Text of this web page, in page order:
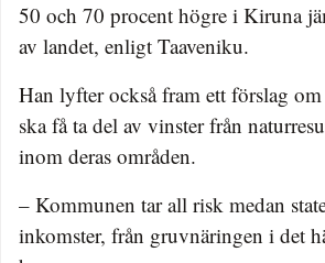
50 och 70 procent högre i Kiruna
av landet, enligt Taaveniku.
Han lyfter också fram ett förslag
ska få ta del av vinster från
inom deras områden.
– Kommunen tar all risk medan
inkomster, från gruvnäringen i det